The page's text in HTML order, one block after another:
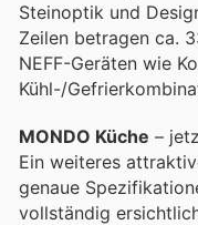
Steinoptik und
Zeilen betragen ca.
NEFF-Geräten wie
Kühl-/
MONDO Küche –
Ein weiteres
genaue
vollständig